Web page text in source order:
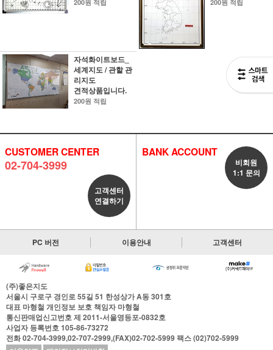
200원 적립 200원 적립
자석화이트보드_
세계지도 / 관할 관
리지도
견적상품입니다.
200원 적립
CUSTOMER CENTER
02-704-3999
고객센터
연결하기
BANK ACCOUNT
비회원
1:1 문의
PC 버전 이용안내 고객센터
(주)좋은지도
서울시 구로구 경인로 55길 51 한성상가 A동 301호
대표 마형철 개인정보 보호 책임자마형철
통신판매업신고번호제 2011-서울영등포-0832호
사업자 등록번호105-86-73272
전화02-704-3999,02-707-2999,(FAX)02-702-5999팩스(02)702-5999